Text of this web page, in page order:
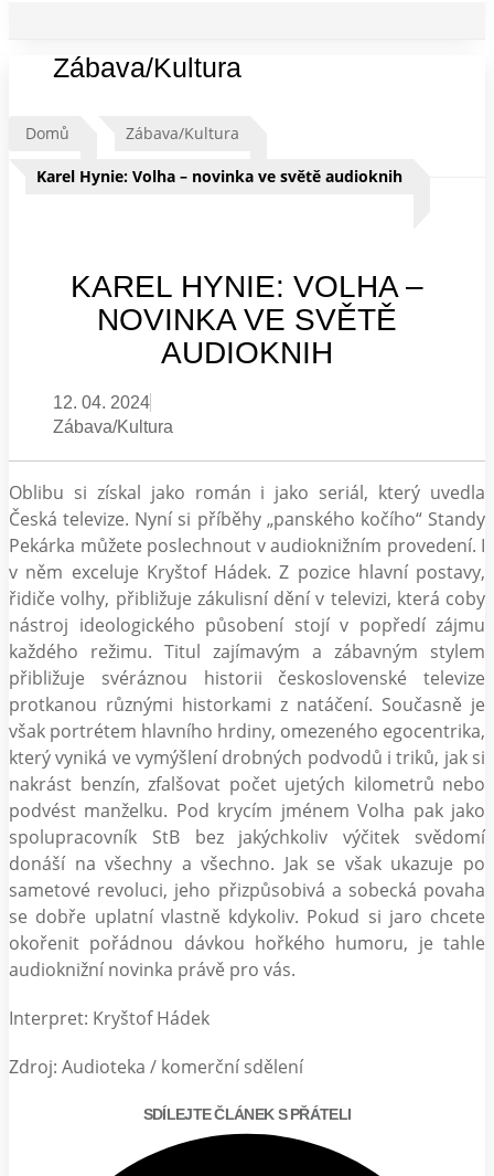
Zábava/Kultura
Domů Zábava/Kultura
Karel Hynie: Volha – novinka ve světě audioknih
KAREL HYNIE: VOLHA –
NOVINKA VE SVĚTĚ
AUDIOKNIH
12. 04. 2024
Zábava/Kultura
Oblibu si získal jako román i jako seriál, který uvedla
Česká televize. Nyní si příběhy „panského kočího“ Standy
Pekárka můžete poslechnout v audioknižním provedení. I
v něm exceluje Kryštof Hádek. Z pozice hlavní postavy,
řidiče volhy, přibližuje zákulisní dění v televizi, která coby
nástroj ideologického působení stojí v popředí zájmu
každého režimu. Titul zajímavým a zábavným stylem
přibližuje svéráznou historii československé televize
protkanou různými historkami z natáčení. Současně je
však portrétem hlavního hrdiny, omezeného egocentrika,
který vyniká ve vymýšlení drobných podvodů i triků, jak si
nakrást benzín, zfalšovat počet ujetých kilometrů nebo
podvést manželku. Pod krycím jménem Volha pak jako
spolupracovník StB bez jakýchkoliv výčitek svědomí
donáší na všechny a všechno. Jak se však ukazuje po
sametové revoluci, jeho přizpůsobivá a sobecká povaha
se dobře uplatní vlastně kdykoliv. Pokud si jaro chcete
okořenit pořádnou dávkou hořkého humoru, je tahle
audioknižní novinka právě pro vás.
Interpret: Kryštof Hádek
Zdroj: Audioteka / komerční sdělení
SDÍLEJTE ČLÁNEK S PŘÁTELI